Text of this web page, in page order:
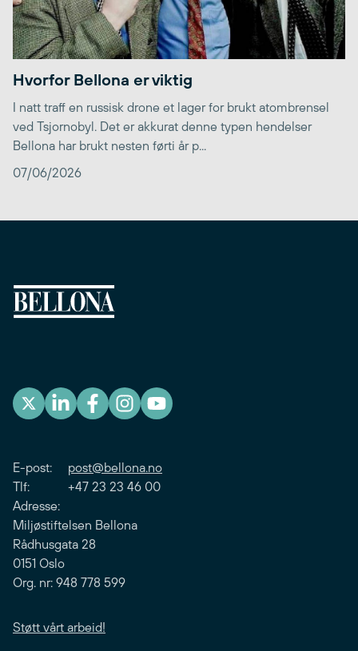
Hvorfor Bellona er viktig
I natt traff en russisk drone et lager for brukt atombrensel
ved Tsjornobyl. Det er akkurat denne typen hendelser
Bellona har brukt nesten førti år p...
07/06/2026
E-post: post@bellona.no
Tlf: +47 23 23 46 00
Adresse:
Miljøstiftelsen Bellona
Rådhusgata 28
0151 Oslo
Org. nr: 948 778 599
Støtt vårt arbeid!